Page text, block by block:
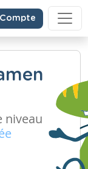
niveau